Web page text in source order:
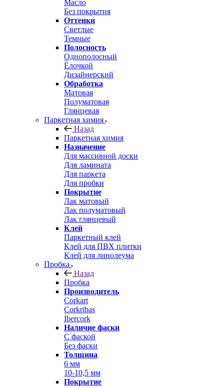
Масло
Без покрытия
Оттенки
Светлые
Темные
Полосность
Однополосный
Ёлочкой
Дизайнерский
Обработка
Матовая
Полуматовая
Глянцевая
Паркетная химия
Назад
Паркетная химия
Назначение
Для массивной доски
Для ламината
Для паркета
Для пробки
Покрытие
Лак матовый
Лак полуматовый
Лак глянцевый
Клей
Паркетный клей
Клей для ПВХ плитки
Клей для линолеума
Пробка
Назад
Пробка
Производитель
Corkart
Corkribas
Ibercork
Наличие фаски
С фаской
Без фаски
Толщина
6 мм
10-10,5 мм
Покрытие